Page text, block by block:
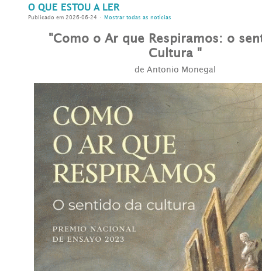
O QUE ESTOU A LER
Publicado em 2026-06-24 • Mostrar todas as notícias
"Como o Ar que Respiramos: o
Cultura "
de Antonio Monegal